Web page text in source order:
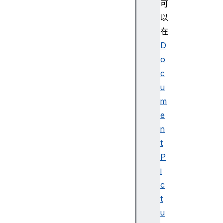
可
以
在
D
o
c
u
m
e
n
t
P
i
c
t
u